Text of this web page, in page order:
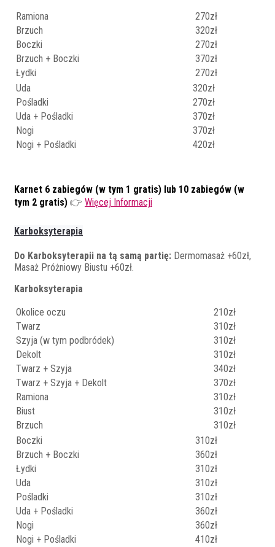
Ramiona
270zł
Brzuch
320zł
Boczki
270zł
Brzuch + Boczki
370zł
Łydki
270zł
Uda
320zł
Pośladki
270zł
Uda + Pośladki
370zł
Nogi
370zł
Nogi + Pośladki
420zł
Karnet 6 zabiegów (w tym 1 gratis) lub 10 zabiegów (w
tym 2 gratis) 👉 Więcej Informacji
Karboksyterapia
Do Karboksyterapii na tą samą partię: Dermomasaż +60zł,
Masaż Próżniowy Biustu +60zł.
Karboksyterapia
Okolice oczu
210zł
Twarz
310zł
Szyja (w tym podbródek)
310zł
Dekolt
310zł
Twarz + Szyja
340zł
Twarz + Szyja + Dekolt
370zł
Ramiona
310zł
Biust
310zł
Brzuch
310zł
Boczki
310zł
Brzuch + Boczki
360zł
Łydki
310zł
Uda
310zł
Pośladki
310zł
Uda + Pośladki
360zł
Nogi
360zł
Nogi + Pośladki
410zł